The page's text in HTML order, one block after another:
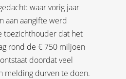
waar vorig jaar
aan aangifte werd
toezichthouder dat het
rond de € 750 miljoen
doordat veel
melding durven te doen.